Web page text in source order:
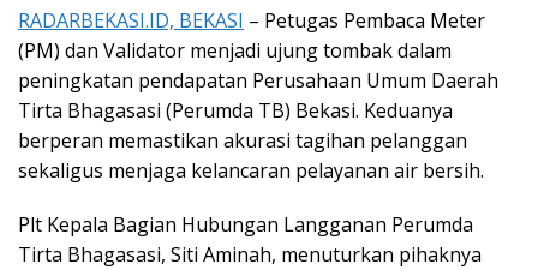
RADARBEKASI.ID, BEKASI – Petugas Pembaca Meter
(PM) dan Validator menjadi ujung tombak dalam
peningkatan pendapatan Perusahaan Umum Daerah
Tirta Bhagasasi (Perumda TB) Bekasi. Keduanya
berperan memastikan akurasi tagihan pelanggan
sekaligus menjaga kelancaran pelayanan air bersih.
Plt Kepala Bagian Hubungan Langganan Perumda
Tirta Bhagasasi, Siti Aminah, menuturkan pihaknya